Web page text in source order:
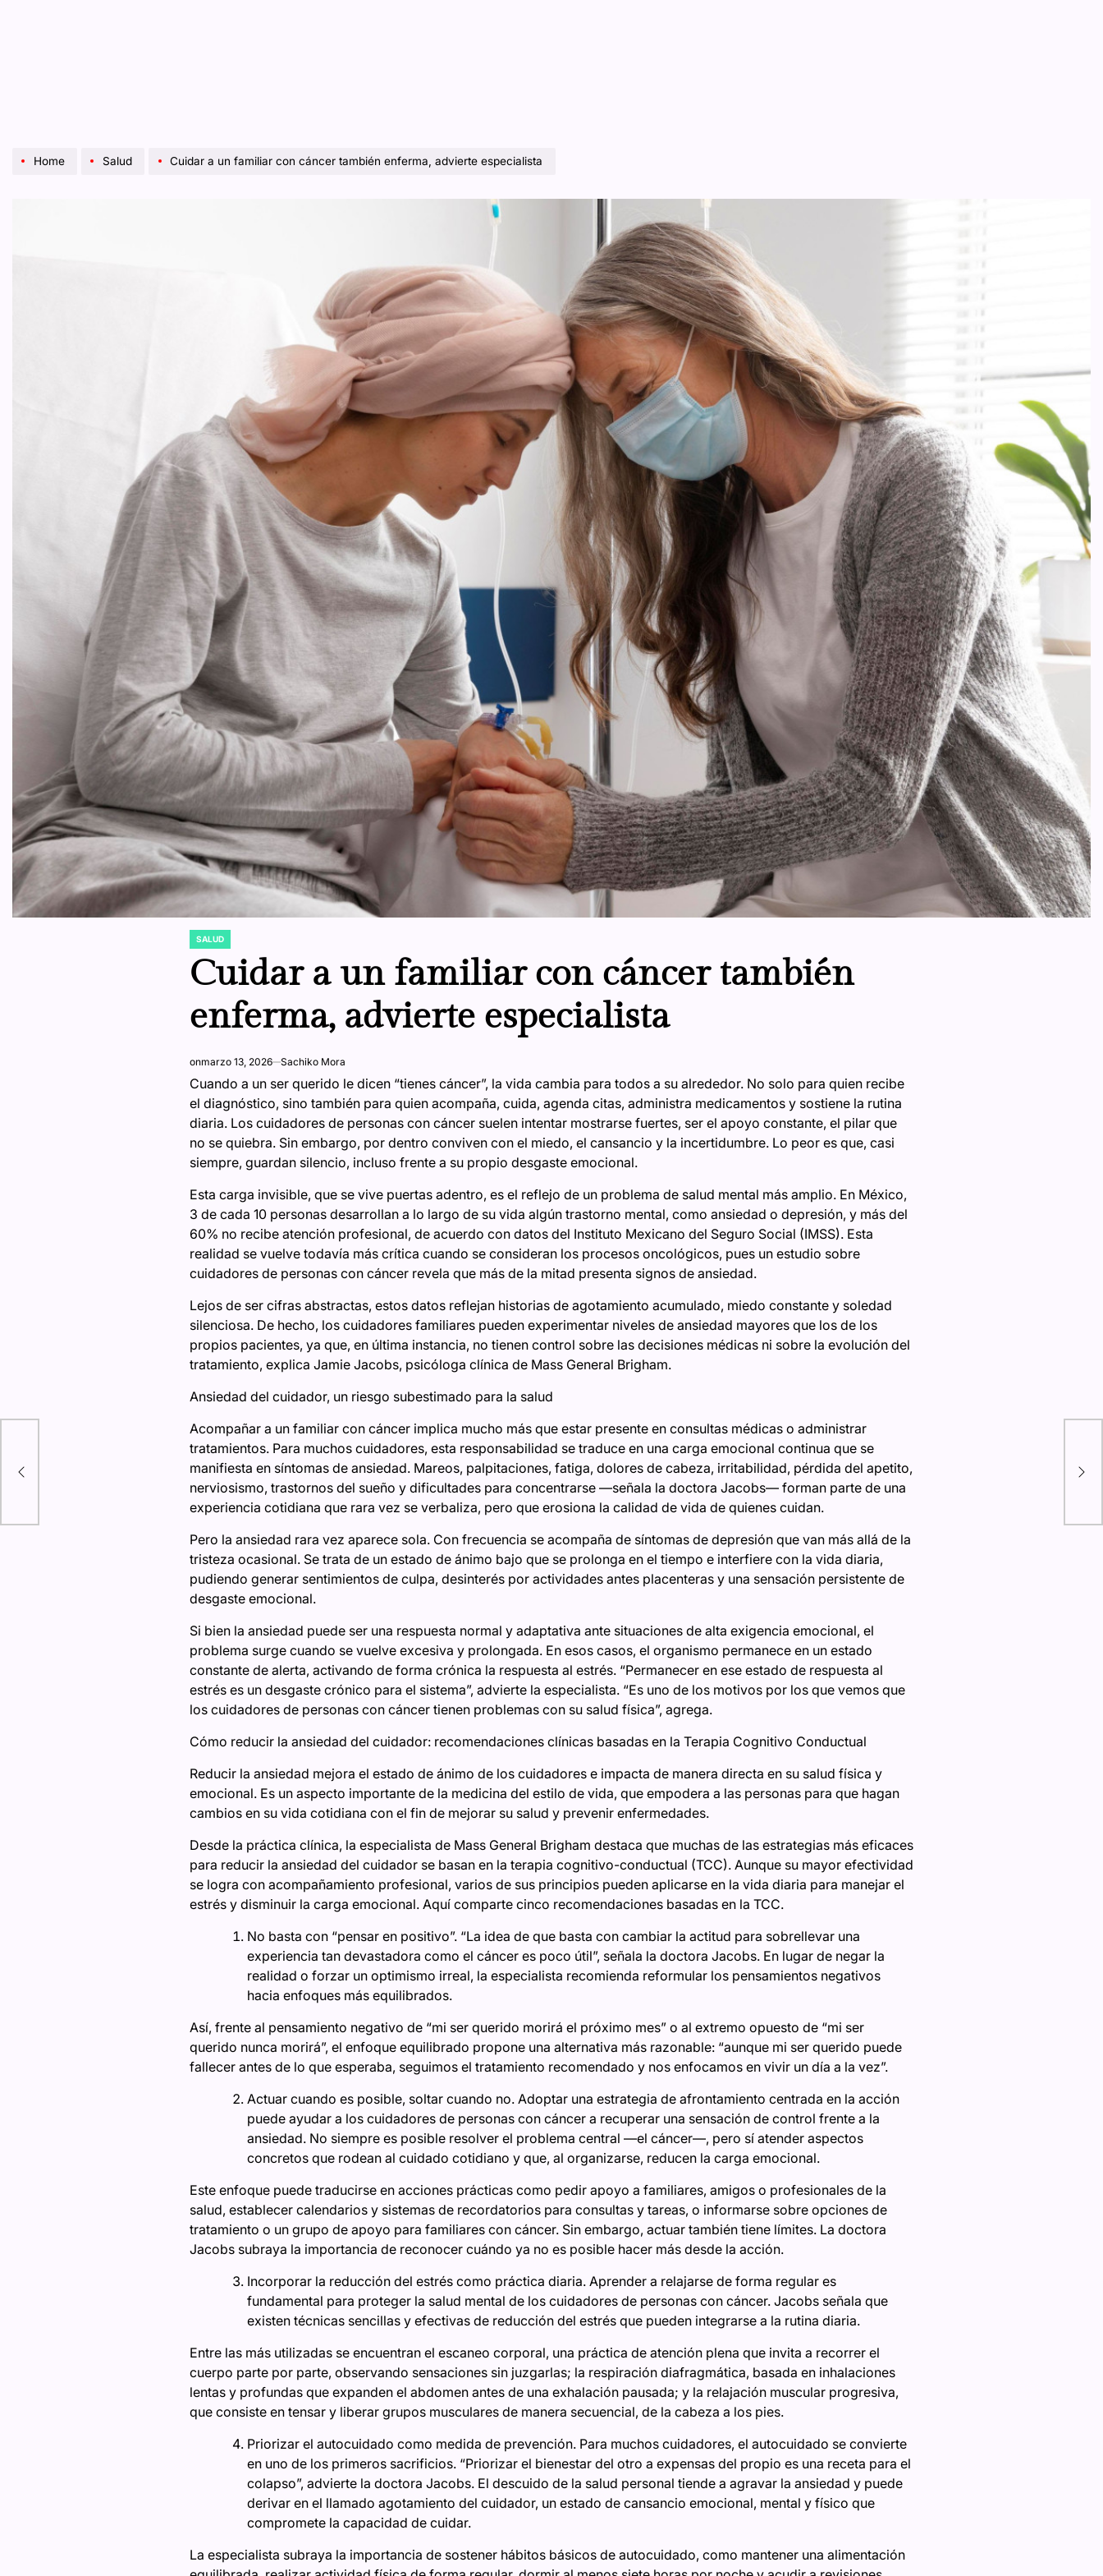
Home Salud Cuidar a un familiar con cáncer también enferma, advierte especialista
POSTED
SALUD
Cuidar a un familiar con cáncer también
enferma, advierte especialista
onmarzo 13, 2026 Sachiko Mora
Cuando a un ser querido le dicen “tienes cáncer”, la vida cambia para todos a su alrededor. No solo para quien recibe
el diagnóstico, sino también para quien acompaña, cuida, agenda citas, administra medicamentos y sostiene la rutina
diaria. Los cuidadores de personas con cáncer suelen intentar mostrarse fuertes, ser el apoyo constante, el pilar que
no se quiebra. Sin embargo, por dentro conviven con el miedo, el cansancio y la incertidumbre. Lo peor es que, casi
siempre, guardan silencio, incluso frente a su propio desgaste emocional.
Esta carga invisible, que se vive puertas adentro, es el reflejo de un problema de salud mental más amplio. En México,
3 de cada 10 personas desarrollan a lo largo de su vida algún trastorno mental, como ansiedad o depresión, y más del
60% no recibe atención profesional, de acuerdo con datos del Instituto Mexicano del Seguro Social (IMSS). Esta
realidad se vuelve todavía más crítica cuando se consideran los procesos oncológicos, pues un estudio sobre
cuidadores de personas con cáncer revela que más de la mitad presenta signos de ansiedad.
Lejos de ser cifras abstractas, estos datos reflejan historias de agotamiento acumulado, miedo constante y soledad
silenciosa. De hecho, los cuidadores familiares pueden experimentar niveles de ansiedad mayores que los de los
propios pacientes, ya que, en última instancia, no tienen control sobre las decisiones médicas ni sobre la evolución del
tratamiento, explica Jamie Jacobs, psicóloga clínica de Mass General Brigham.
Ansiedad del cuidador, un riesgo subestimado para la salud
Acompañar a un familiar con cáncer implica mucho más que estar presente en consultas médicas o administrar
tratamientos. Para muchos cuidadores, esta responsabilidad se traduce en una carga emocional continua que se
manifiesta en síntomas de ansiedad. Mareos, palpitaciones, fatiga, dolores de cabeza, irritabilidad, pérdida del apetito,
nerviosismo, trastornos del sueño y dificultades para concentrarse —señala la doctora Jacobs— forman parte de una
experiencia cotidiana que rara vez se verbaliza, pero que erosiona la calidad de vida de quienes cuidan.
Pero la ansiedad rara vez aparece sola. Con frecuencia se acompaña de síntomas de depresión que van más allá de la
tristeza ocasional. Se trata de un estado de ánimo bajo que se prolonga en el tiempo e interfiere con la vida diaria,
pudiendo generar sentimientos de culpa, desinterés por actividades antes placenteras y una sensación persistente de
desgaste emocional.
Si bien la ansiedad puede ser una respuesta normal y adaptativa ante situaciones de alta exigencia emocional, el
problema surge cuando se vuelve excesiva y prolongada. En esos casos, el organismo permanece en un estado
constante de alerta, activando de forma crónica la respuesta al estrés. “Permanecer en ese estado de respuesta al
estrés es un desgaste crónico para el sistema”, advierte la especialista. “Es uno de los motivos por los que vemos que
los cuidadores de personas con cáncer tienen problemas con su salud física”, agrega.
Cómo reducir la ansiedad del cuidador: recomendaciones clínicas basadas en la Terapia Cognitivo Conductual
Reducir la ansiedad mejora el estado de ánimo de los cuidadores e impacta de manera directa en su salud física y
emocional. Es un aspecto importante de la medicina del estilo de vida, que empodera a las personas para que hagan
cambios en su vida cotidiana con el fin de mejorar su salud y prevenir enfermedades.
Desde la práctica clínica, la especialista de Mass General Brigham destaca que muchas de las estrategias más eficaces
para reducir la ansiedad del cuidador se basan en la terapia cognitivo-conductual (TCC). Aunque su mayor efectividad
se logra con acompañamiento profesional, varios de sus principios pueden aplicarse en la vida diaria para manejar el
estrés y disminuir la carga emocional. Aquí comparte cinco recomendaciones basadas en la TCC.
No basta con “pensar en positivo”. “La idea de que basta con cambiar la actitud para sobrellevar una
experiencia tan devastadora como el cáncer es poco útil”, señala la doctora Jacobs. En lugar de negar la
realidad o forzar un optimismo irreal, la especialista recomienda reformular los pensamientos negativos
hacia enfoques más equilibrados.
Así, frente al pensamiento negativo de “mi ser querido morirá el próximo mes” o al extremo opuesto de “mi ser
querido nunca morirá”, el enfoque equilibrado propone una alternativa más razonable: “aunque mi ser querido puede
fallecer antes de lo que esperaba, seguimos el tratamiento recomendado y nos enfocamos en vivir un día a la vez”.
Actuar cuando es posible, soltar cuando no. Adoptar una estrategia de afrontamiento centrada en la acción
puede ayudar a los cuidadores de personas con cáncer a recuperar una sensación de control frente a la
ansiedad. No siempre es posible resolver el problema central —el cáncer—, pero sí atender aspectos
concretos que rodean al cuidado cotidiano y que, al organizarse, reducen la carga emocional.
Este enfoque puede traducirse en acciones prácticas como pedir apoyo a familiares, amigos o profesionales de la
salud, establecer calendarios y sistemas de recordatorios para consultas y tareas, o informarse sobre opciones de
tratamiento o un grupo de apoyo para familiares con cáncer. Sin embargo, actuar también tiene límites. La doctora
Jacobs subraya la importancia de reconocer cuándo ya no es posible hacer más desde la acción.
Incorporar la reducción del estrés como práctica diaria. Aprender a relajarse de forma regular es
fundamental para proteger la salud mental de los cuidadores de personas con cáncer. Jacobs señala que
existen técnicas sencillas y efectivas de reducción del estrés que pueden integrarse a la rutina diaria.
Entre las más utilizadas se encuentran el escaneo corporal, una práctica de atención plena que invita a recorrer el
cuerpo parte por parte, observando sensaciones sin juzgarlas; la respiración diafragmática, basada en inhalaciones
lentas y profundas que expanden el abdomen antes de una exhalación pausada; y la relajación muscular progresiva,
que consiste en tensar y liberar grupos musculares de manera secuencial, de la cabeza a los pies.
Priorizar el autocuidado como medida de prevención. Para muchos cuidadores, el autocuidado se convierte
en uno de los primeros sacrificios. “Priorizar el bienestar del otro a expensas del propio es una receta para el
colapso”, advierte la doctora Jacobs. El descuido de la salud personal tiende a agravar la ansiedad y puede
derivar en el llamado agotamiento del cuidador, un estado de cansancio emocional, mental y físico que
compromete la capacidad de cuidar.
La especialista subraya la importancia de sostener hábitos básicos de autocuidado, como mantener una alimentación